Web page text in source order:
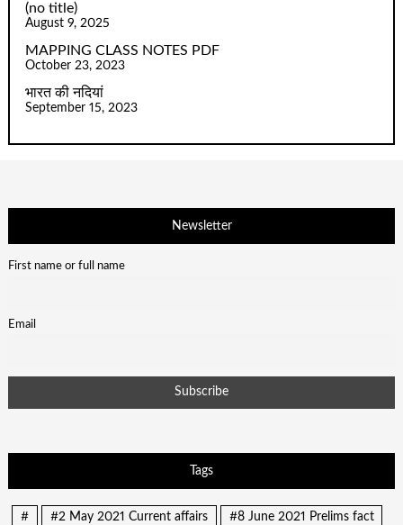
(no title)
August 9, 2025
MAPPING CLASS NOTES PDF
October 23, 2023
भारत की नदियां
September 15, 2023
Newsletter
First name or full name
Email
Tags
# #2 May 2021 Current affairs #8 June 2021 Prelims fact